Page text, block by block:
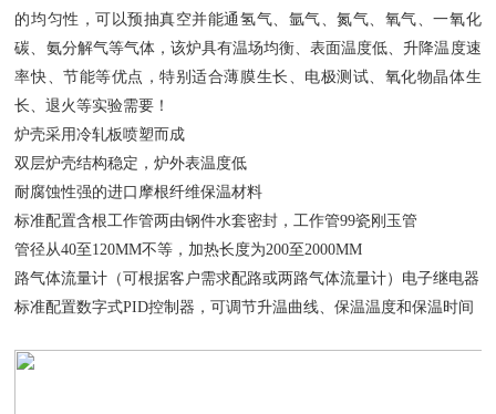
的均匀性，可以预抽真空并能通氢气、氩气、氮气、氧气、一氧化
碳、氨分解气等气体，该炉具有温场均衡、表面温度低、升降温度速
率快、节能等优点，特别适合薄膜生长、电极测试、氧化物晶体生
长、退火等实验需要！
炉壳采用冷轧板喷塑而成
双层炉壳结构稳定，炉外表温度低
耐腐蚀性强的进口摩根纤维保温材料
标准配置含根工作管两由钢件水套密封，工作管99瓷刚玉管
管径从40至120MM不等，加热长度为200至2000MM
路气体流量计（可根据客户需求配路或两路气体流量计）电子继电器
标准配置数字式PID控制器，可调节升温曲线、保温温度和保温时间